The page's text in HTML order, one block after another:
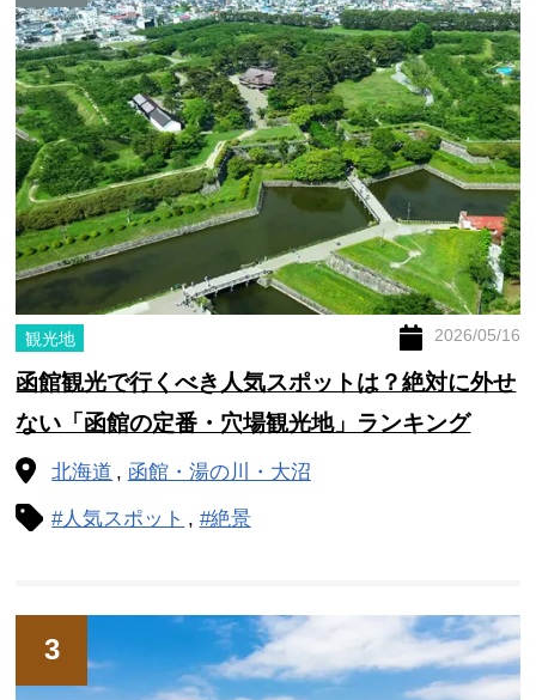
観光地 2026/05/16
函館観光で行くべき人気スポットは？絶対に外せ
ない「函館の定番・穴場観光地」ランキング
北海道 函館・湯の川・大沼
#人気スポット #絶景
3